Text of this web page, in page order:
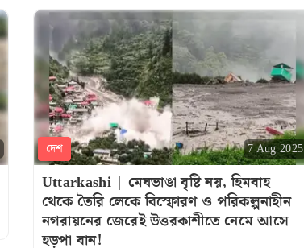
দেশ 7 Aug 2025
Uttarkashi | মেঘভাঙা বৃষ্টি নয়, হিমবাহ
থেকে তৈরি লেকে বিস্ফোরণ ও পরিকল্পনাহীন
নগরায়নের জেরেই উত্তরকাশীতে নেমে আসে
হড়পা বান!